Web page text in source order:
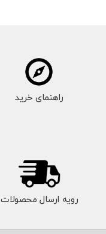
راهنمای خرید
رویه ارسال محصولات